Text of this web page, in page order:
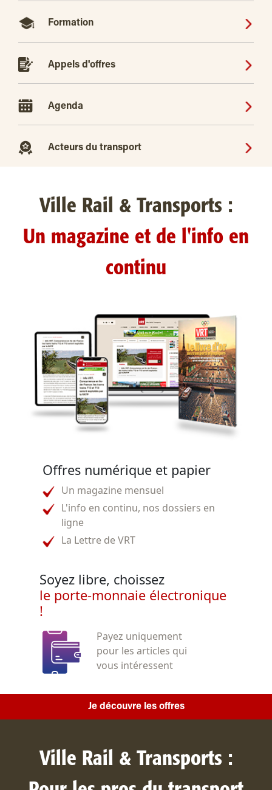
Formation
Appels d'offres
Agenda
Acteurs du transport
Ville Rail & Transports :
Un magazine et de l'info en
continu
Offres numérique et papier
Un magazine mensuel
L'info en continu, nos dossiers en
ligne
La Lettre de VRT
Soyez libre, choissez
le porte-monnaie électronique
!
Payez uniquement
pour les articles qui
vous intéressent
Je découvre les offres
Ville Rail & Transports :